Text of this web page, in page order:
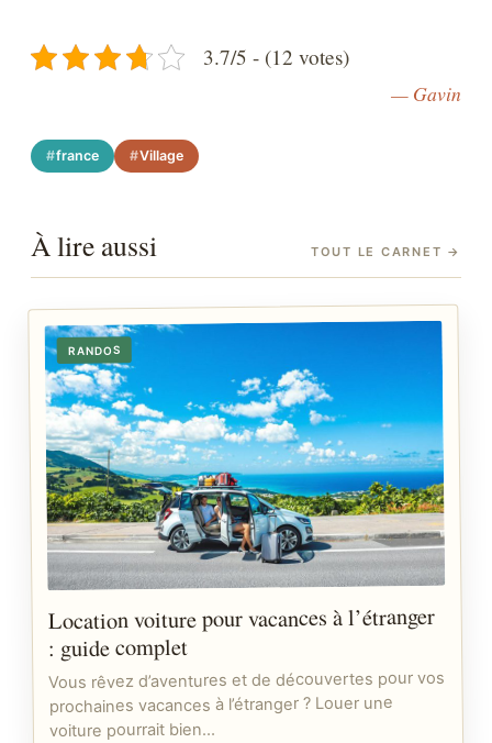
3.7/5 - (12 votes)
— Gavin
france Village
À lire aussi TOUT LE CARNET →
RANDOS
Location voiture pour vacances à l’étranger
: guide complet
Vous rêvez d’aventures et de découvertes pour vos
prochaines vacances à l’étranger ? Louer une
voiture pourrait bien…